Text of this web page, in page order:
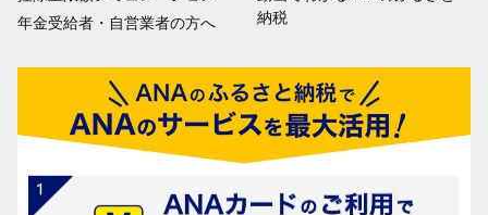
年金受給者・自営業者の方へ
納税